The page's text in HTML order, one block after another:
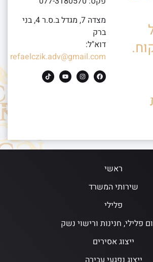
מצדה 7, מגדל ב.ס.ר 4, בני
ברק
דוא"ל:
refaelczik.adv@gmail.com
ראשי
שירותי המשרד
פלילי
פלילי, חנינות ורישוי נשק
ייצוג אסירים